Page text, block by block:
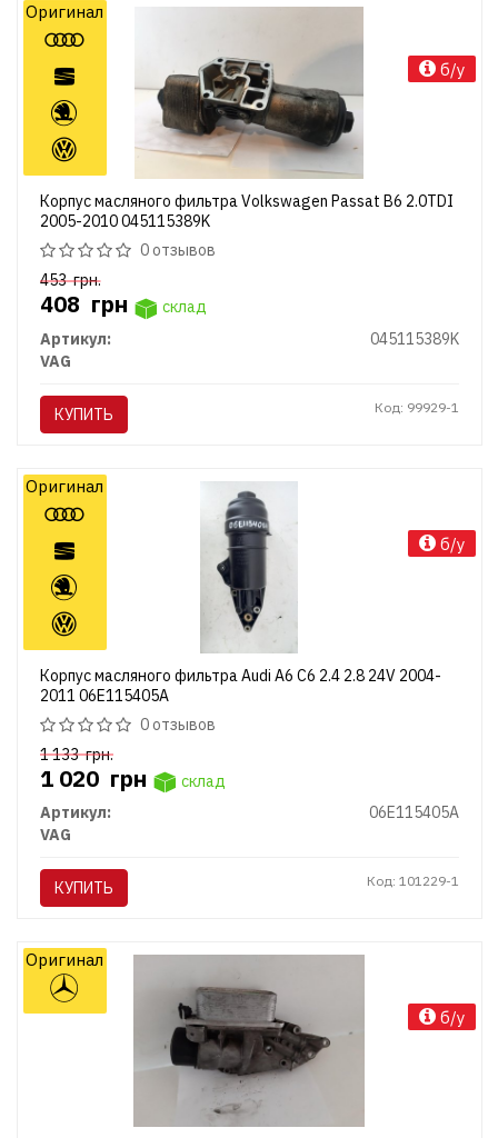
Корпус масляного фильтра Volkswagen Passat B6 2.0TDI
2005-2010 045115389K
0 отзывов
453грн.
408 грн
склад
Артикул:
045115389K
VAG
КУПИТЬ Код: 99929-1
Оригинал
б/у
Корпус масляного фильтра Audi A6 C6 2.4 2.8 24V 2004-
2011 06E115405A
0 отзывов
1 133грн.
1 020 грн
склад
Артикул:
06E115405A
VAG
КУПИТЬ Код: 101229-1
Оригинал
б/у
Оригинал
б/у